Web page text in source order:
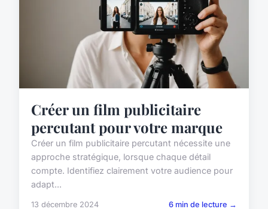
Créer un film publicitaire
percutant pour votre marque
Créer un film publicitaire percutant nécessite une
approche stratégique, lorsque chaque détail
compte. Identifiez clairement votre audience pour
adapt...
13 décembre 2024 6 min de lecture →